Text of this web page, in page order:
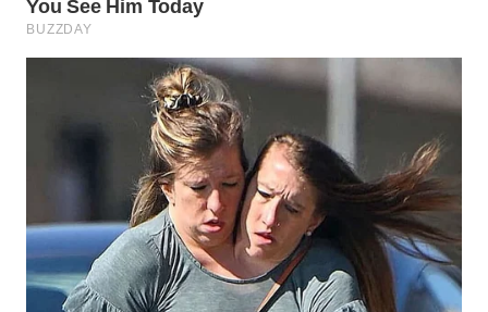
WN
PRIANGAN
TIMUR
SOLO
WN
BOROBUDUR